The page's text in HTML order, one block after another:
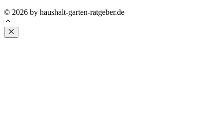
© 2026 by haushalt-garten-ratgeber.de
Schließen